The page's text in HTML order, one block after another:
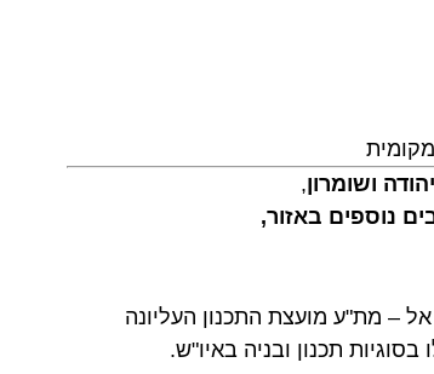
ושומרון,
נוספים באזור,
– מת"ע מועצת התכנון העליונה
תכנון ובניה באיו"ש.